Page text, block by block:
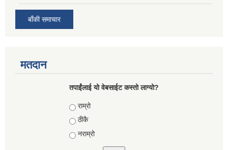
बाँकी समाचार
मतदान
तपाईंलाई यो वेबसाईट कस्तो लाग्यो?
Choices
राम्रो
ठीकै
नराम्रो